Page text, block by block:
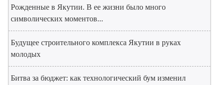
Рожденные в Якутии. В ее жизни было много
символических моментов...
Будущее строительного комплекса Якутии в руках
молодых
Битва за бюджет: как технологический бум изменил